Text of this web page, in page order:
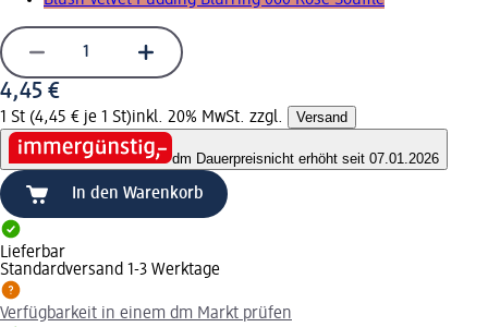
4,45 €
1 St (4,45 € je 1 St)inkl. 20% MwSt. zzgl. Versand
dm Dauerpreisnicht erhöht seit 07.01.2026
In den Warenkorb
Lieferbar
Standardversand 1-3 Werktage
Verfügbarkeit in einem dm Markt prüfen